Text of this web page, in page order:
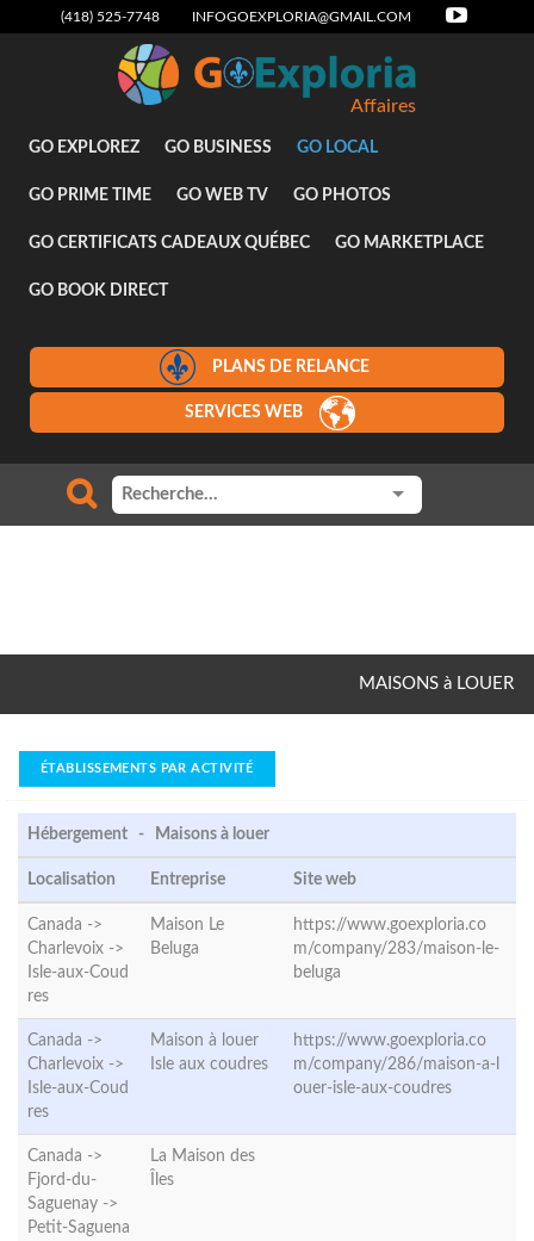
(418) 525-7748 INFOGOEXPLORIA@GMAIL.COM
Affaires
GO EXPLOREZ GO BUSINESS GO LOCAL
GO PRIME TIME GO WEB TV GO PHOTOS
GO CERTIFICATS CADEAUX QUÉBEC GO MARKETPLACE
GO BOOK DIRECT
PLANS DE RELANCE
SERVICES WEB
MAISONS à LOUER
ÉTABLISSEMENTS PAR ACTIVITÉ
Hébergement - Maisons à louer
Localisation Entreprise Site web
Canada ->
Charlevoix ->
Isle-aux-Coud
res
Maison Le
Beluga
https://www.goexploria.co
m/company/283/maison-le-
beluga
Canada ->
Charlevoix ->
Isle-aux-Coud
res
Maison à louer
Isle aux coudres
https://www.goexploria.co
m/company/286/maison-a-l
ouer-isle-aux-coudres
Canada ->
Fjord-du-
Saguenay ->
Petit-Saguena
La Maison des
Îles